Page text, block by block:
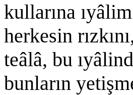
kullarına
herkesin
teâlâ, bu
bunların